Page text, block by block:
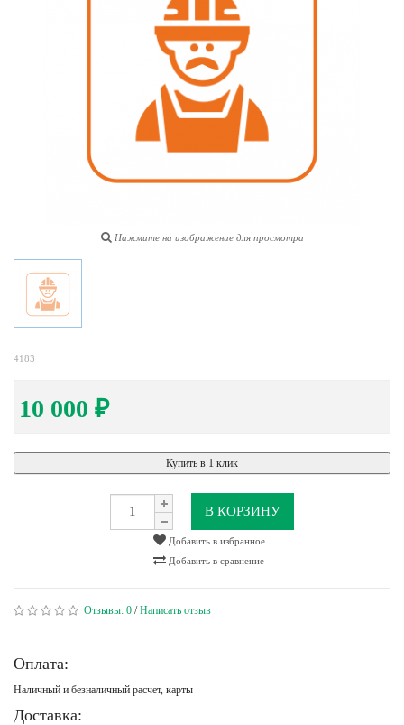
Нажмите на изображение для просмотра
4183
10 000 ₽
Купить в 1 клик
В КОРЗИНУ
Добавить в избранное
Добавить в сравнение
Отзывы: 0 /Написать отзыв
Оплата:
Наличный и безналичный расчет, карты
Доставка: